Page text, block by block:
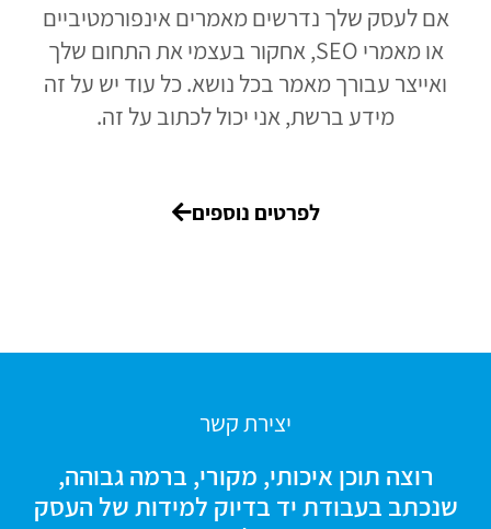
אם לעסק שלך נדרשים מאמרים אינפורמטיביים
או מאמרי SEO, אחקור בעצמי את התחום שלך
ואייצר עבורך מאמר בכל נושא. כל עוד יש על זה
מידע ברשת, אני יכול לכתוב על זה.
לפרטים נוספים
יצירת קשר
רוצה תוכן איכותי, מקורי, ברמה גבוהה,
שנכתב בעבודת יד בדיוק למידות של העסק